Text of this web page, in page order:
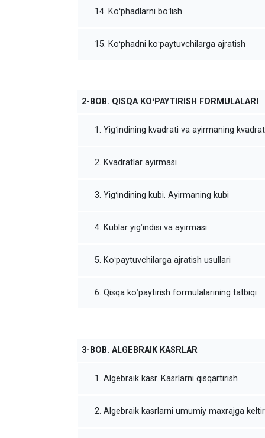
14. Koʻphadlarni boʻlish
15. Koʻphadni koʻpaytuvchilarga ajratish
2-BOB. QISQA KOʻPAYTIRISH FORMULALARI
1. Yigʻindining kvadrati va ayirmaning
2. Kvadratlar ayirmasi
3. Yigʻindining kubi. Ayirmaning kubi
4. Kublar yigʻindisi va ayirmasi
5. Koʻpaytuvchilarga ajratish usullari
6. Qisqa koʻpaytirish formulalarining tatbiqi
3-BOB. ALGEBRAIK KASRLAR
1. Algebraik kasr. Kasrlarni qisqartirish
2. Algebraik kasrlarni umumiy maxrajga